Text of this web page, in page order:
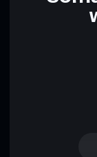
Disclaimer:
Informati